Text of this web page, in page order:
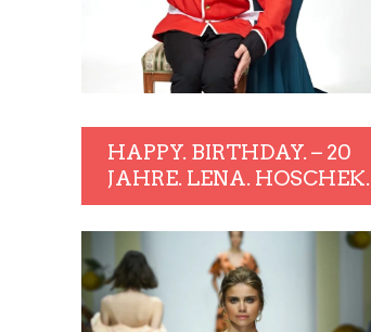
HAPPY. BIRTHDAY. – 20
JAHRE. LENA. HOSCHEK.